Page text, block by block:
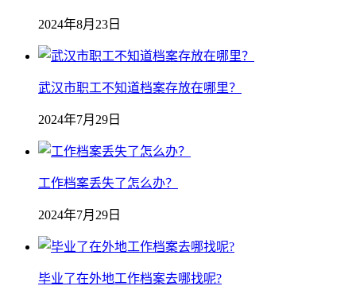
2024年8月23日
武汉市职工不知道档案存放在哪里？
2024年7月29日
工作档案丢失了怎么办？
2024年7月29日
毕业了在外地工作档案去哪找呢?